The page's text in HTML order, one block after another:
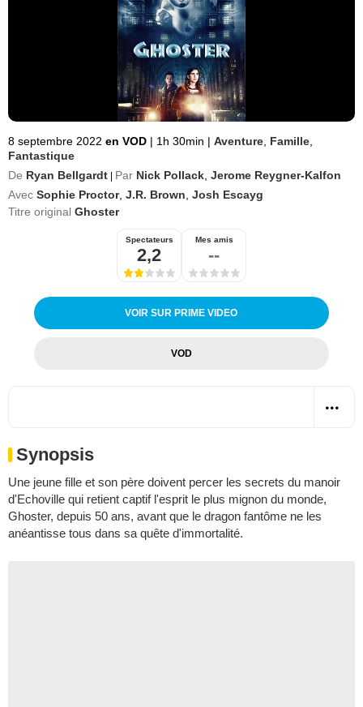
8 septembre 2022 en VOD | 1h 30min | Aventure Famille
Fantastique
De Ryan Bellgardt Par Nick Pollack Jerome Reygner-Kalfon
Avec Sophie Proctor, J.R. Brown Josh Escayg
Titre original Ghoster
Spectateurs
2,2
Mes amis
--
VOIR SUR PRIME VIDEO
VOD
Synopsis
Une jeune fille et son père doivent percer les secrets du manoir
d'Echoville qui retient captif l'esprit le plus mignon du monde,
Ghoster, depuis 50 ans, avant que le dragon fantôme ne les
anéantisse tous dans sa quête d'immortalité.